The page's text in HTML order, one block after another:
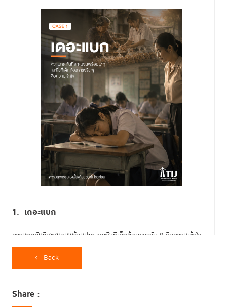
1. เดอะแบก
ความกดดันที่สะสมจนพร้อมปะทุ และสิ่งที่เด็กต้องการจริง ๆ คือความเข้าใจ
เด็กคนหนึ่งมีความฝันที่จะเป็นนักกีฬาของโรงเรียน เขาเป็นคนร่าเริง ชอบกีฬา
และคอยดูแลเพื่อน ๆ อยู่เสมอ โดยเฉพาะเพื่อนซึ่งมี
สลับหน้าที่กับแม่ที่ต้องออกไปทำงานในช่วงเย็นวันหนึ่งเมื่อถูกเพื่อนซึ่งมีภาวะออ
Back
Share :